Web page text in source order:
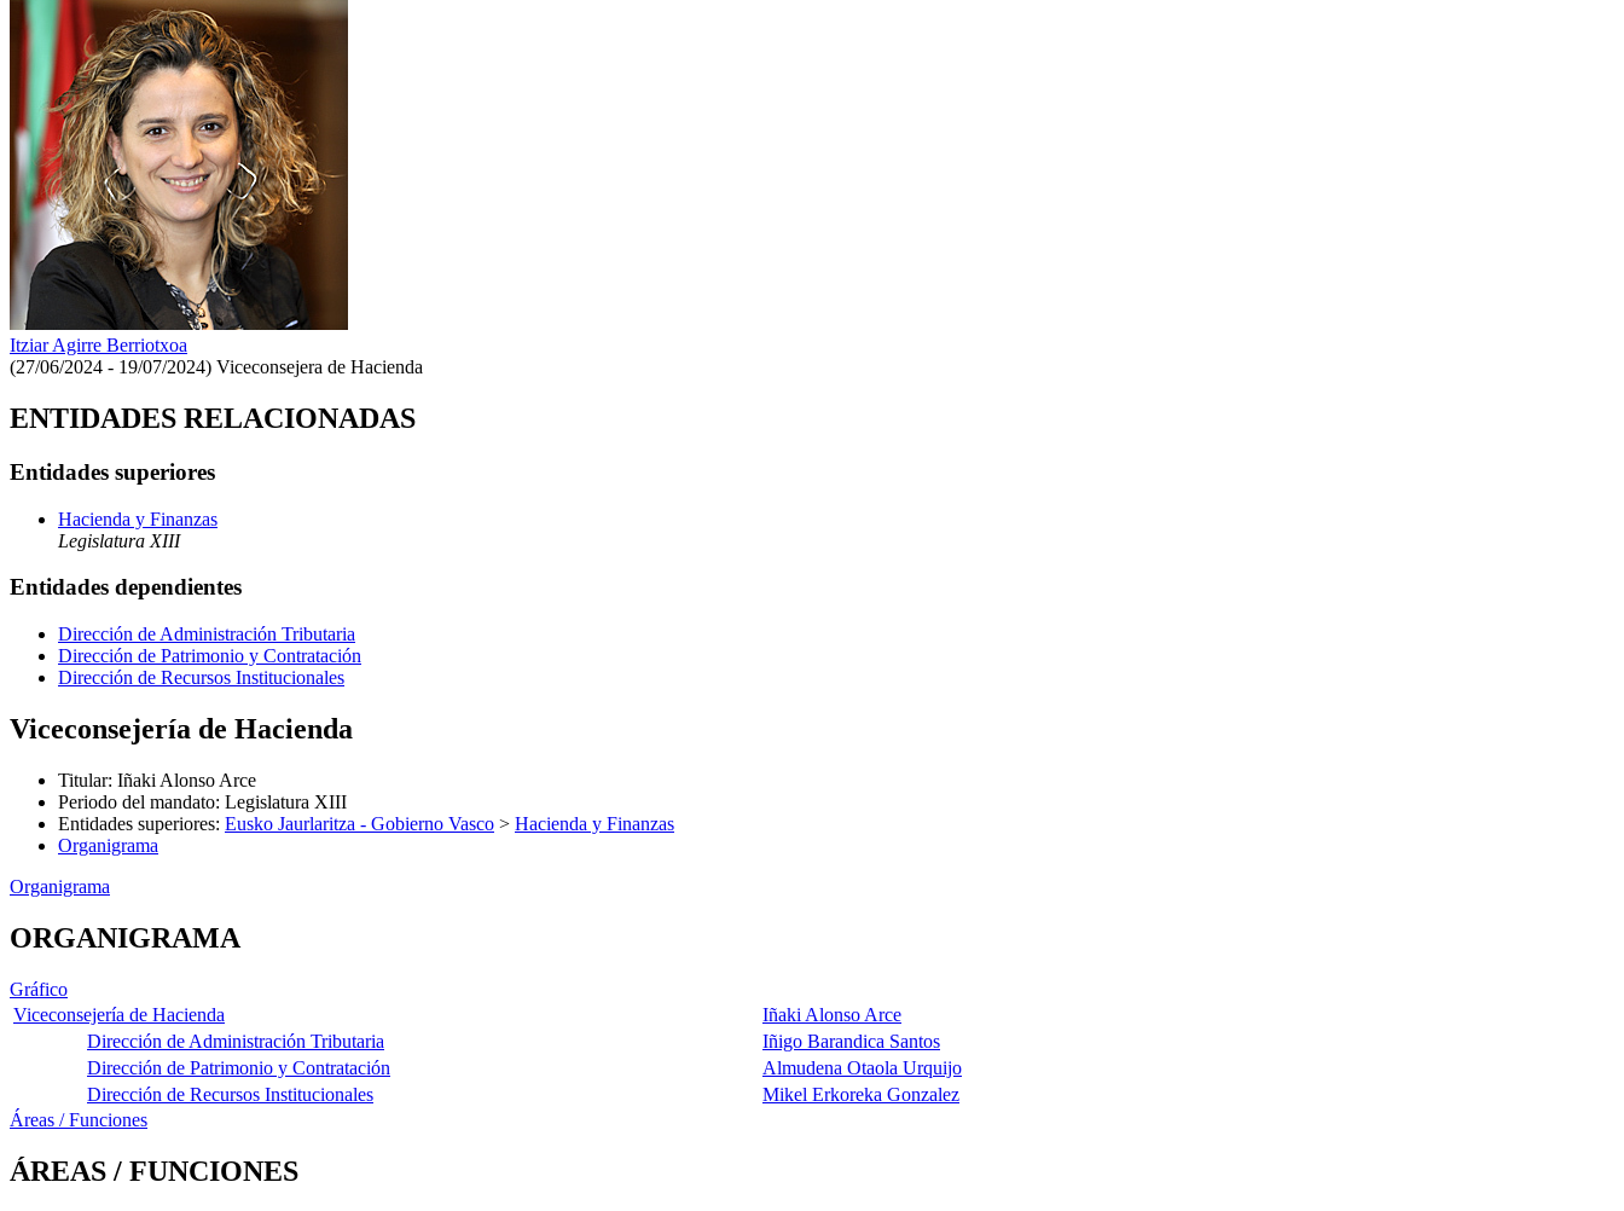
Itziar Agirre Berriotxoa
(27/06/2024 - 19/07/2024) Viceconsejera de Hacienda
ENTIDADES RELACIONADAS
Entidades superiores
Hacienda y Finanzas
Legislatura XIII
Entidades dependientes
Dirección de Administración Tributaria
Dirección de Patrimonio y Contratación
Dirección de Recursos Institucionales
Viceconsejería de Hacienda
Titular: Iñaki Alonso Arce
Periodo del mandato: Legislatura XIII
Entidades superiores: Eusko Jaurlaritza - Gobierno Vasco > Hacienda y Finanzas
Organigrama
Organigrama
ORGANIGRAMA
Gráfico
Viceconsejería de Hacienda
Iñaki Alonso Arce
Dirección de Administración Tributaria
Iñigo Barandica Santos
Dirección de Patrimonio y Contratación
Almudena Otaola Urquijo
Dirección de Recursos Institucionales
Mikel Erkoreka Gonzalez
Áreas / Funciones
ÁREAS / FUNCIONES